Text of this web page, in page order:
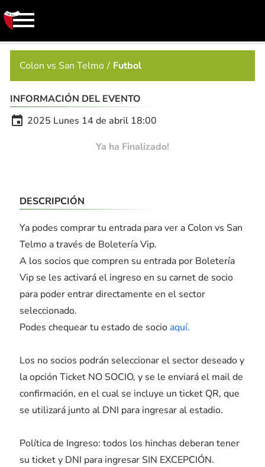
Colon vs San Telmo Futbol
INFORMACIÓN DEL EVENTO
 2025 Lunes 14 de abril 18:00
Ya ha Finalizado!
DESCRIPCIÓN
Ya podes comprar tu entrada para ver a Colon vs San
Telmo a través de Boletería Vip.
A los socios que compren su entrada por Boletería
Vip se les activará el ingreso en su carnet de socio
para poder entrar directamente en el sector
seleccionado.
Podes chequear tu estado de socio aquí.
Los no socios podrán seleccionar el sector deseado y
la opción Ticket NO SOCIO, y se le enviará el mail de
confirmación, en el cual se incluye un ticket QR, que
se utilizará junto al DNI para ingresar al estadio.
Política de Ingreso: todos los hinchas deberan tener
su ticket y DNI para ingresar SIN EXCEPCIÓN.